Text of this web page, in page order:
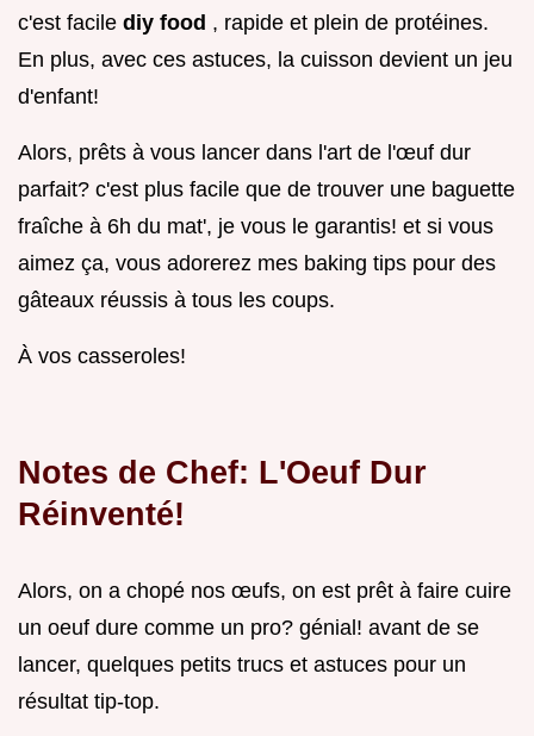
c'est facile diy food , rapide et plein de protéines.
En plus, avec ces astuces, la cuisson devient un jeu
d'enfant!
Alors, prêts à vous lancer dans l'art de l'œuf dur
parfait? c'est plus facile que de trouver une baguette
fraîche à 6h du mat', je vous le garantis! et si vous
aimez ça, vous adorerez mes baking tips pour des
gâteaux réussis à tous les coups.
À vos casseroles!
Notes de Chef: L'Oeuf Dur
Réinventé!
Alors, on a chopé nos œufs, on est prêt à faire cuire
un oeuf dure comme un pro? génial! avant de se
lancer, quelques petits trucs et astuces pour un
résultat tip-top.